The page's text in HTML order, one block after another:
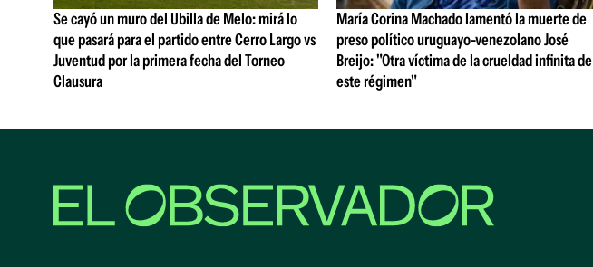
Se cayó un muro del Ubilla de Melo: mirá lo
que pasará para el partido entre Cerro Largo vs
Juventud por la primera fecha del Torneo
Clausura
María Corina Machado lamentó la muerte de
preso político uruguayo-venezolano José
Breijo: "Otra víctima de la crueldad infinita de
este régimen"